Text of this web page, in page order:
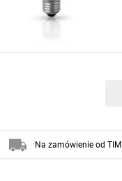
Na zamówienie od TIM